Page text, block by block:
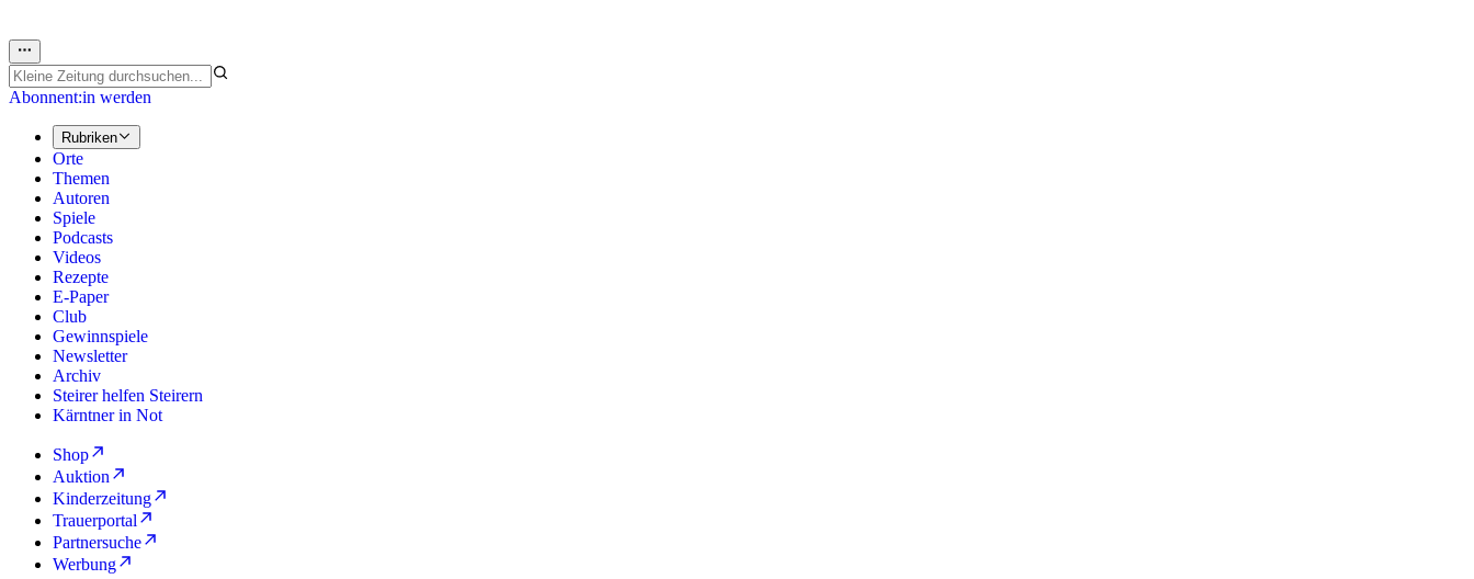
Abonnent:in werden
Rubriken
Orte
Themen
Autoren
Spiele
Podcasts
Videos
Rezepte
E-Paper
Club
Gewinnspiele
Newsletter
Archiv
Steirer helfen Steirern
Kärntner in Not
Shop
Auktion
Kinderzeitung
Trauerportal
Partnersuche
Werbung